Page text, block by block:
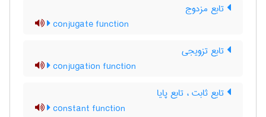
تابع مزدوج
conjugate function
تابع تزویجی
conjugation function
تابع ثابت ، تابع پایا
constant function